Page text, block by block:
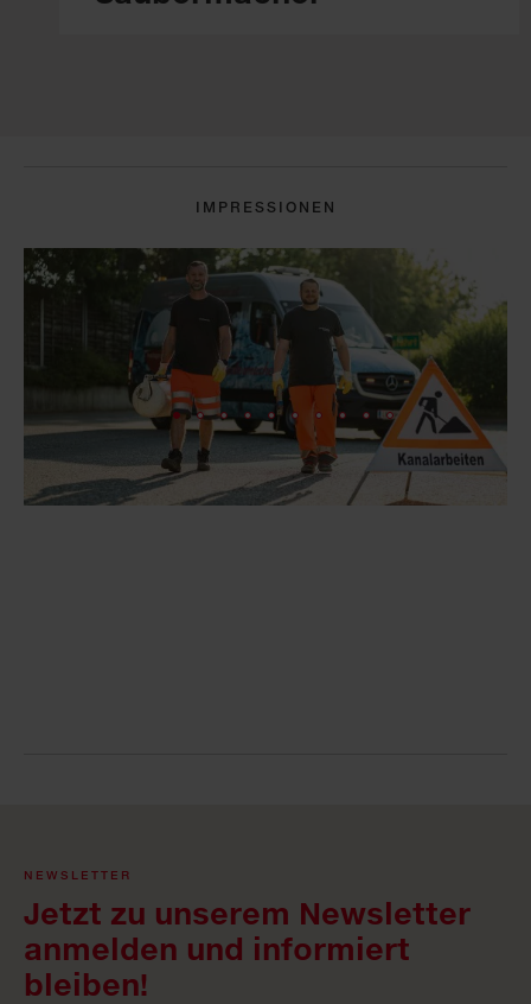
IMPRESSIONEN
NEWSLETTER
Jetzt zu unserem Newsletter
anmelden und informiert
bleiben!